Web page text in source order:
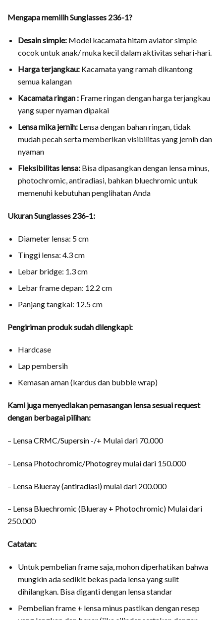
Mengapa memilih Sunglasses 236-1?
Desain simple:Model kacamata hitam aviator simple
cocok untuk anak/ muka kecil dalam aktivitas sehari-hari.
Harga terjangkau:Kacamata yang ramah dikantong
semua kalangan
Kacamata ringan : Frame ringan dengan harga terjangkau
yang super nyaman dipakai
Lensa mika jernih:Lensa dengan bahan ringan, tidak
mudah pecah serta memberikan visibilitas yang jernih dan
nyaman
Fleksibilitas lensa:Bisa dipasangkan dengan lensa minus,
photochromic, antiradiasi, bahkan bluechromic untuk
memenuhi kebutuhan penglihatan Anda
Ukuran Sunglasses 236-1:
Diameter lensa: 5 cm
Tinggi lensa: 4.3 cm
Lebar bridge: 1.3 cm
Lebar frame depan: 12.2 cm
Panjang tangkai: 12.5 cm
Pengiriman produk sudah dilengkapi:
Hardcase
Lap pembersih
Kemasan aman (kardus dan bubble wrap)
Kami juga menyediakan pemasangan lensa sesuai request
dengan berbagai pilihan:
– Lensa CRMC/Supersin -/+ Mulai dari 70.000
– Lensa Photochromic/Photogreymulai dari 150.000
– Lensa Blueray (antiradiasi)mulai dari 200.000
– Lensa Bluechromic (Blueray + Photochromic) Mulai dari
250.000
Catatan:
Untuk pembelian frame saja, mohon diperhatikan bahwa
mungkin ada sedikit bekas pada lensa yang sulit
dihilangkan. Bisa diganti dengan lensa standar
Pembelian frame + lensa minus pastikan dengan resep